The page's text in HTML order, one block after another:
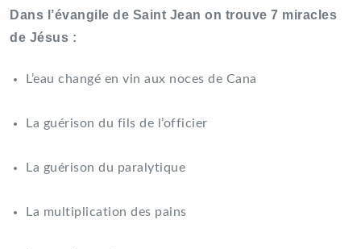
Dans l’évangile de Saint Jean on trouve 7 miracles
de Jésus :
L’eau changé en vin aux noces de Cana
La guérison du fils de l’officier
La guérison du paralytique
La multiplication des pains